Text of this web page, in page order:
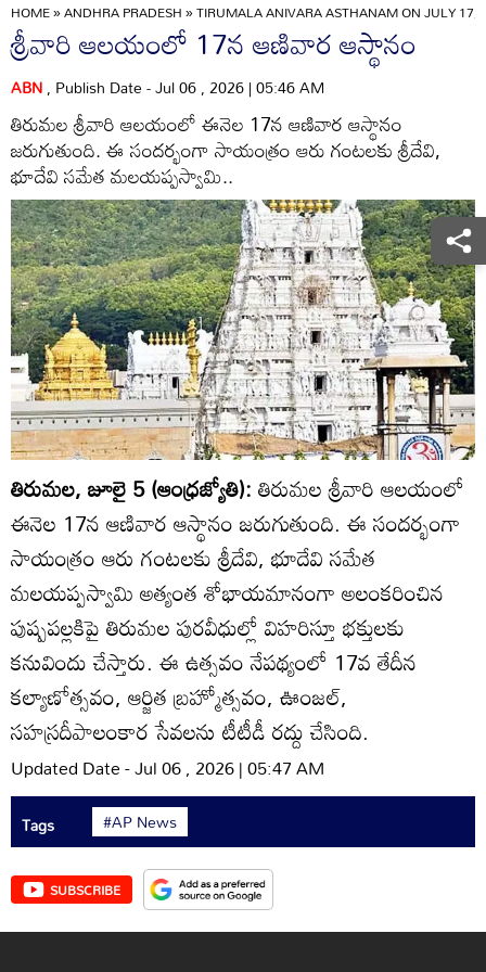
HOME»ANDHRA PRADESH»TIRUMALA ANIVARA ASTHANAM ON JULY 17,
శ్రీవారి ఆలయంలో 17న ఆణివార ఆస్థానం
ABN, Publish Date - Jul 06 , 2026 | 05:46 AM
తిరుమల శ్రీవారి ఆలయంలో ఈనెల 17న ఆణివార ఆస్థానం
జరుగుతుంది. ఈ సందర్భంగా సాయంత్రం ఆరు గంటలకు శ్రీదేవి,
భూదేవి సమేత మలయప్పస్వామి..
తిరుమల, జూలై 5 (ఆంధ్రజ్యోతి):తిరుమల శ్రీవారి ఆలయంలో
ఈనెల 17న ఆణివార ఆస్థానం జరుగుతుంది. ఈ సందర్భంగా
సాయంత్రం ఆరు గంటలకు శ్రీదేవి, భూదేవి సమేత
మలయప్పస్వామి అత్యంత శోభాయమానంగా అలంకరించిన
పుష్పపల్లకిపై తిరుమల పురవీధుల్లో విహరిస్తూ భక్తులకు
కనువిందు చేస్తారు. ఈ ఉత్సవం నేపథ్యంలో 17వ తేదీన
కల్యాణోత్సవం, ఆర్జిత బ్రహ్మోత్సవం, ఊంజల్‌,
సహస్రదీపాలంకార సేవలను టీటీడీ రద్దు చేసింది.
Updated Date - Jul 06 , 2026 | 05:47 AM
Tags #AP News
SUBSCRIBE